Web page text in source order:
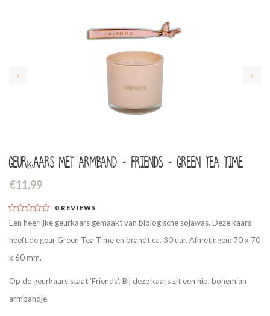
Geurkaars met armband - Friends - Green Tea Time
€11,99
0 REVIEWS
Een heerlijke geurkaars gemaakt van biologische sojawas. Deze kaars
heeft de geur Green Tea Time en brandt ca. 30 uur. Afmetingen: 70 x 70
x 60 mm.
Op de geurkaars staat 'Friends'. Bij deze kaars zit een hip, bohemian
armbandje.